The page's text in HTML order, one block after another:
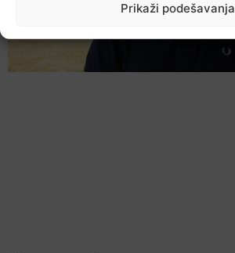
Prikaži podešavanja